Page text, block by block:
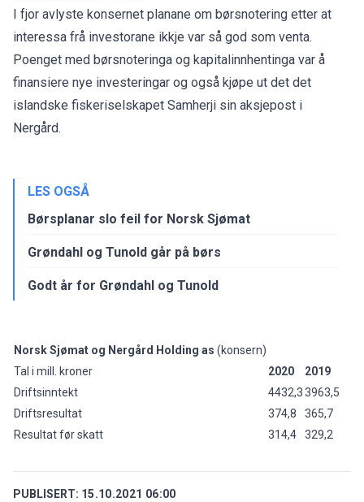
I fjor avlyste konsernet planane om børsnotering etter at
interessa frå investorane ikkje var så god som venta.
Poenget med børsnoteringa og kapitalinnhentinga var å
finansiere nye investeringar og også kjøpe ut det det
islandske fiskeriselskapet Samherji sin aksjepost i
Nergård.
LES OGSÅ
Børsplanar slo feil for Norsk Sjømat
Grøndahl og Tunold går på børs
Godt år for Grøndahl og Tunold
Norsk Sjømat og Nergård Holding as (konsern)
Tal i mill. kroner
2020
2019
Driftsinntekt
4432,33963,5
Driftsresultat
374,8
365,7
Resultat før skatt
314,4 329,2
PUBLISERT: 15.10.2021 06:00